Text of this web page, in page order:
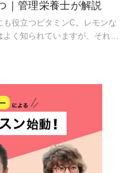
｜管理栄養士が解説
も役立つビタミンC。レモンな
よく知られていますが、それ以